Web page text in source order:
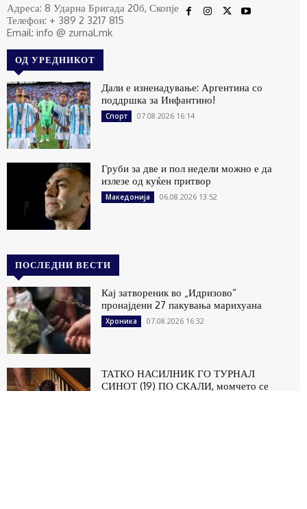
Адреса: 8 Ударна Бригада 20б, Скопје
Телефон: + 389 2 3217 815
Email: info @ zurnal.mk
ОД УРЕДНИКОТ
Дали е изненадување: Аргентина со
поддршка за Инфантино!
Спорт 07.08.2026 16:14
Груби за две и пол недели можно е да
излезе од куќен притвор
Македонија 06.08.2026 13:52
ПОСЛЕДНИ ВЕСТИ
Кај затвореник во „Идризово“
пронајдени 27 пакувања марихуана
Хроника 07.08.2026 16:32
ТАТКО НАСИЛНИК ГО ТУРНАЛ
СИНОТ (19) ПО СКАЛИ, момчето се